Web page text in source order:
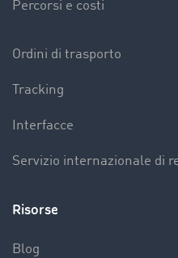
Percorsi e costi
Ordini di trasporto
Tracking
Interfacce
Servizio internazionale di
Risorse
Blog